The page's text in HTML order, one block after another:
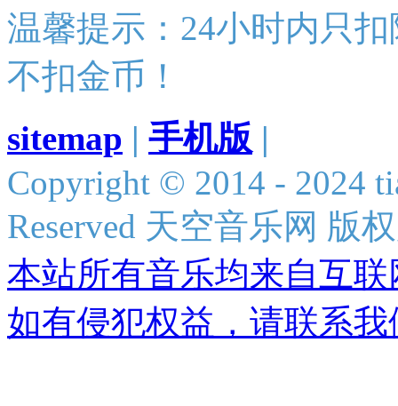
温馨提示：24小时内只
不扣金币！
sitemap | 手机版 |
Copyright © 2014 - 2024
Reserved 天空音乐网 版
本站所有音乐均来自互
如有侵犯权益，请联系